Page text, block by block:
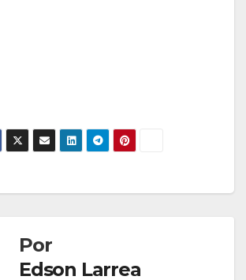
Por
Edson Larrea